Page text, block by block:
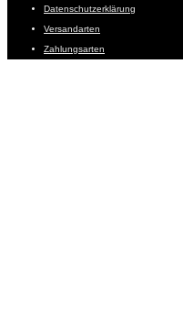
Datenschutzerklärung
Versandarten
Zahlungsarten